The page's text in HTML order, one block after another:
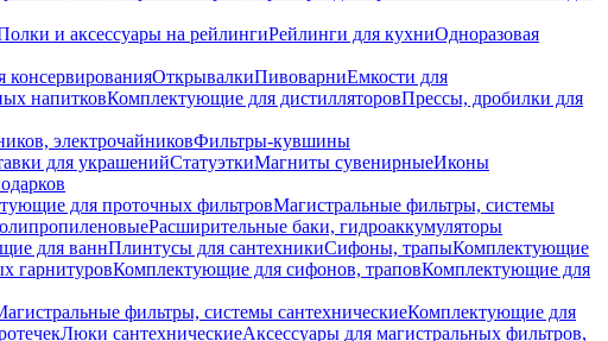
и аксессуары на рейлингиРейлинги для кухниОдноразовая
консервированияОткрывалкиПивоварниЕмкости для
напитковКомплектующие для дистилляторовПрессы, дробилки для
электрочайниковФильтры-кувшины
для украшенийСтатуэткиМагниты сувенирныеИконы
для проточных фильтровМагистральные фильтры, системы
Расширительные баки, гидроаккумуляторы
для ваннПлинтусы для сантехникиСифоны, трапыКомплектующие
гарнитуровКомплектующие для сифонов, траповКомплектующие для
фильтры, системы сантехническиеКомплектующие для
Люки сантехническиеАксессуары для магистральных фильтров,